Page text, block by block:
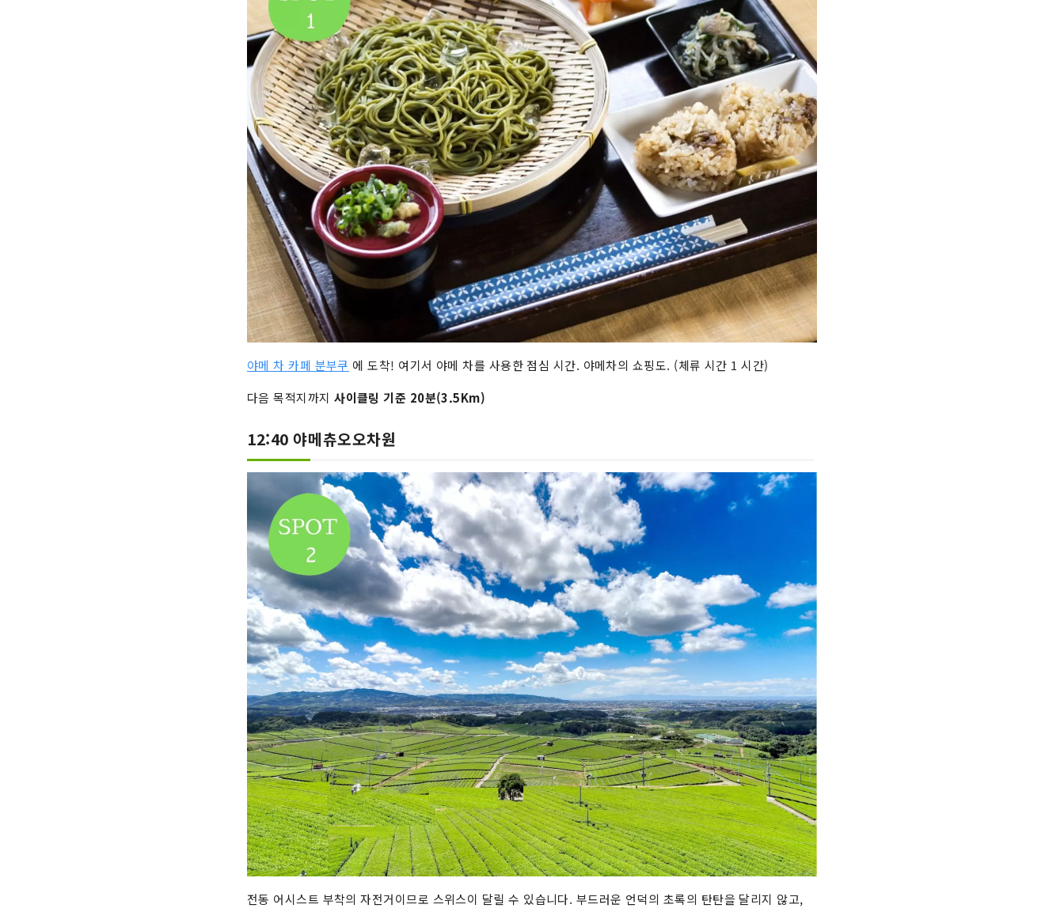
야메 차 카페 분부쿠 에 도착! 여기서 야메 차를 사용한 점심 시간. 야메차의 쇼핑도. (체류 시간 1 시간)
다음 목적지까지사이클링 기준 20분(3.5Km)
12:40 야메츄오오차원
전동 어시스트 부착의 자전거이므로 스위스이 달릴 수 있습니다. 부드러운 언덕의 초록의 탄탄을 달리지 않고,